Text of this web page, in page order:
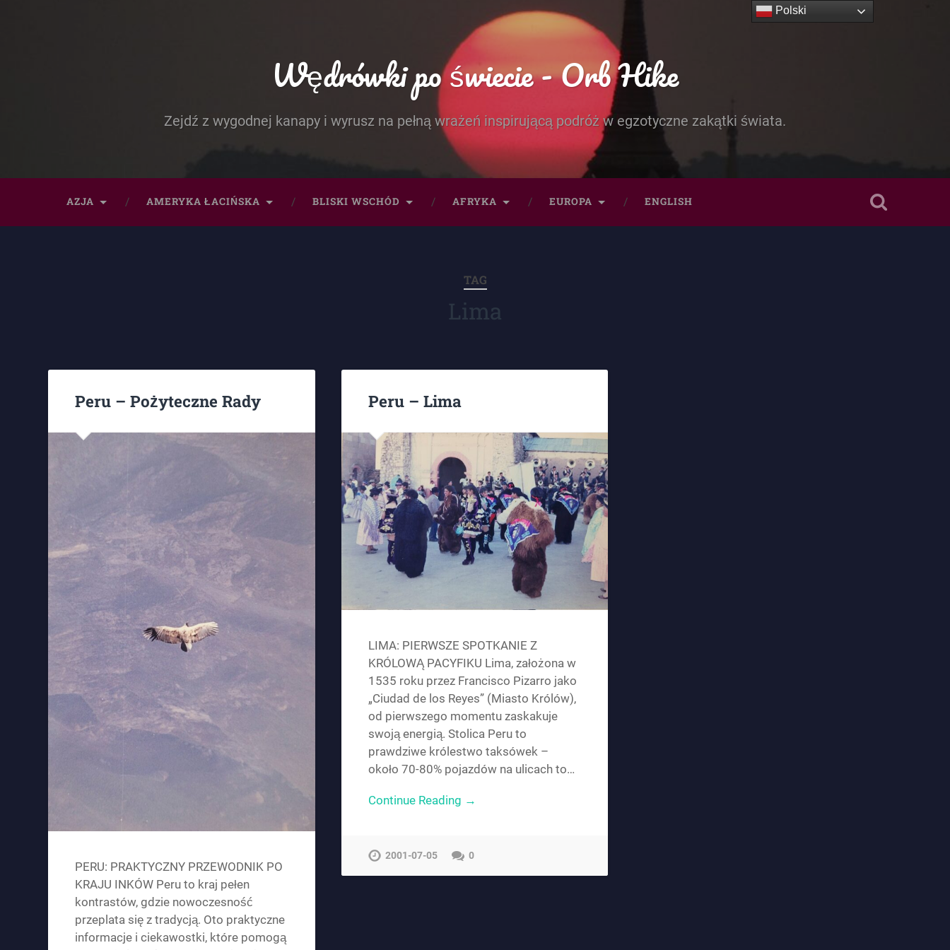
Wędrówki po świecie - Orb Hike
Zejdź z wygodnej kanapy i wyrusz na pełną wrażeń inspirującą podróż w egzotyczne zakątki świata.
AZJA AMERYKA ŁACIŃSKA BLISKI WSCHÓD AFRYKA EUROPA ENGLISH
TAG
Lima
Peru – Pożyteczne Rady
PERU: PRAKTYCZNY PRZEWODNIK PO
KRAJU INKÓW Peru to kraj pełen
kontrastów, gdzie nowoczesność
przeplata się z tradycją. Oto praktyczne
informacje i ciekawostki, które pomogą
Peru – Lima
LIMA: PIERWSZE SPOTKANIE Z
KRÓLOWĄ PACYFIKU Lima, założona w
1535 roku przez Francisco Pizarro jako
„Ciudad de los Reyes” (Miasto Królów),
od pierwszego momentu zaskakuje
swoją energią. Stolica Peru to
prawdziwe królestwo taksówek –
około 70-80% pojazdów na ulicach to…
Continue Reading →
2001-07-05 0
Polski